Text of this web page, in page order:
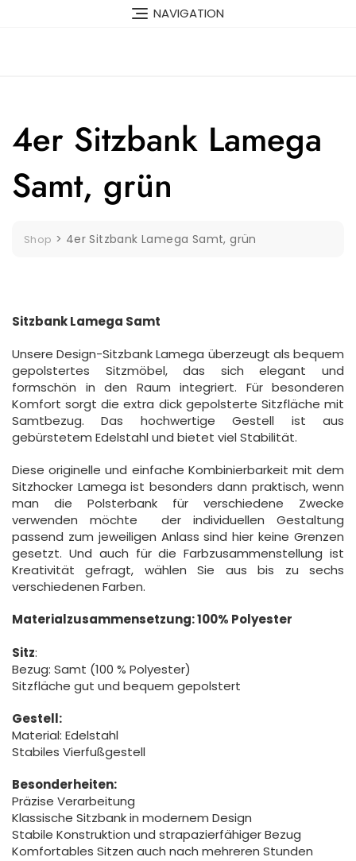
NAVIGATION
4er Sitzbank Lamega
Samt, grün
Shop > 4er Sitzbank Lamega Samt, grün
Sitzbank Lamega Samt
Unsere Design-Sitzbank Lamega überzeugt als bequem
gepolstertes Sitzmöbel, das sich elegant und
formschön in den Raum integriert. Für besonderen
Komfort sorgt die extra dick gepolsterte Sitzfläche mit
Samtbezug. Das hochwertige Gestell ist aus
gebürstetem Edelstahl und bietet viel Stabilität.
Diese originelle und einfache Kombinierbarkeit mit dem
Sitzhocker Lamega ist besonders dann praktisch, wenn
man die Polsterbank für verschiedene Zwecke
verwenden möchte  der individuellen Gestaltung
passend zum jeweiligen Anlass sind hier keine Grenzen
gesetzt. Und auch für die Farbzusammenstellung ist
Kreativität gefragt, wählen Sie aus bis zu sechs
verschiedenen Farben.
Materialzusammensetzung:100% Polyester
Sitz:
Bezug: Samt (100 % Polyester)
Sitzfläche gut und bequem gepolstert
Gestell:
Material: Edelstahl
Stabiles Vierfußgestell
Besonderheiten:
Präzise Verarbeitung
Klassische Sitzbank in modernem Design
Stabile Konstruktion und strapazierfähiger Bezug
Komfortables Sitzen auch nach mehreren Stunden